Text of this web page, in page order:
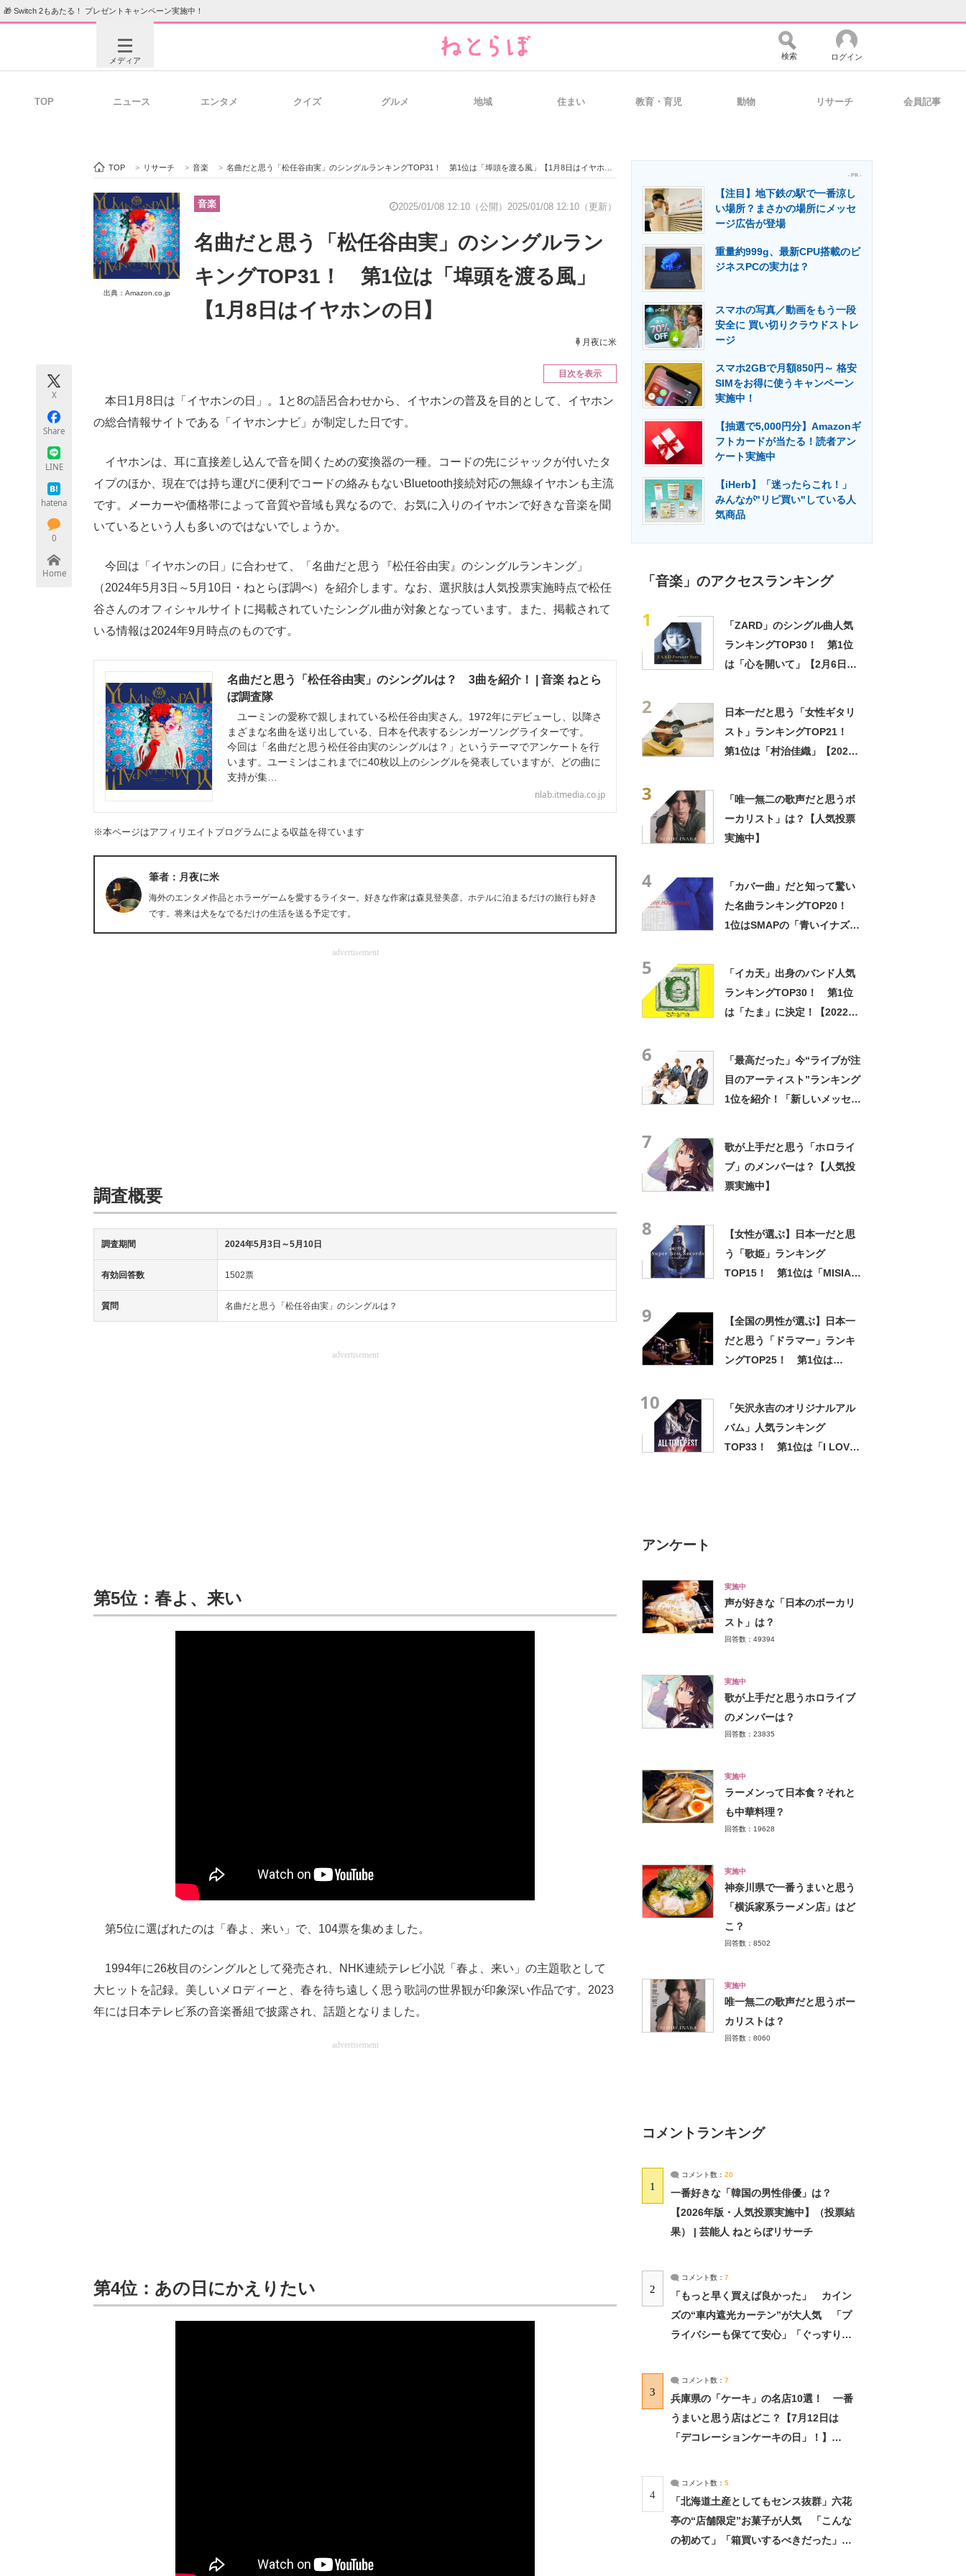
🎁 Switch 2もあたる！ プレゼントキャンペーン実施中！
メディア
ビジネスと働き方のヒント 経営リーダーのコミュニティ マーケ×ITの今がよく分かる
ITエンジニア向け専門サイト IT製品の技術・比較・事例 製造業のIT導入・活用を支援
エネルギーの専門メディア 建設×テクノロジーの最前線
ちょっと気になるネットの話題
検索 ログイン
TOP ニュース エンタメ クイズ グルメ 地域 住まい 教育・育児 動物 リサーチ 会員記事
TOP > リサーチ > 音楽 > 名曲だと思う「松任谷由実」のシングルランキングTOP31！ 第1位は「埠頭を渡る風」【1月8日はイヤホンの日】
出典：Amazon.co.jp
音楽 2025/01/08 12:10（公開） 2025/01/08 12:10（更新）
名曲だと思う「松任谷由実」のシングルラン
キングTOP31！ 第1位は「埠頭を渡る風」
【1月8日はイヤホンの日】
月夜に米
X
Share
LINE
hatena
0
Home
目次を表示
本日1月8日は「イヤホンの日」。1と8の語呂合わせから、イヤホンの普及を目的として、イヤホン
の総合情報サイトである「イヤホンナビ」が制定した日です。
イヤホンは、耳に直接差し込んで音を聞くための変換器の一種。コードの先にジャックが付いたタ
イプのほか、現在では持ち運びに便利でコードの絡みもないBluetooth接続対応の無線イヤホンも主流
です。メーカーや価格帯によって音質や音域も異なるので、お気に入りのイヤホンで好きな音楽を聞
いているという人も多いのではないでしょうか。
今回は「イヤホンの日」に合わせて、「名曲だと思う『松任谷由実』のシングルランキング」
（2024年5月3日～5月10日・ねとらぼ調べ）を紹介します。なお、選択肢は人気投票実施時点で松任
谷さんのオフィシャルサイトに掲載されていたシングル曲が対象となっています。また、掲載されて
いる情報は2024年9月時点のものです。
名曲だと思う「松任谷由実」のシングルは？ 3曲を紹介！ | 音楽 ねとら
ぼ調査隊
ユーミンの愛称で親しまれている松任谷由実さん。1972年にデビューし、以降さ
まざまな名曲を送り出している、日本を代表するシンガーソングライターです。
今回は「名曲だと思う松任谷由実のシングルは？」というテーマでアンケートを行
います。ユーミンはこれまでに40枚以上のシングルを発表していますが、どの曲に
支持が集…
nlab.itmedia.co.jp
※本ページはアフィリエイトプログラムによる収益を得ています
筆者：月夜に米
海外のエンタメ作品とホラーゲームを愛するライター。好きな作家は森見登美彦。ホテルに泊まるだけの旅行も好き
です。将来は犬をなでるだけの生活を送る予定です。
advertisement
調査概要
調査期間 2024年5月3日 ～5月10日
有効回答数 1502票
質問 名曲だと思う「松任谷由実」のシングルは？
advertisement
第5位：春よ、来い
第5位に選ばれたのは「春よ、来い」で、104票を集めました。
1994年に26枚目のシングルとして発売され、NHK連続テレビ小説「春よ、来い」の主題歌として
大ヒットを記録。美しいメロディーと、春を待ち遠しく思う歌詞の世界観が印象深い作品です。2023
年には日本テレビ系の音楽番組で披露され、話題となりました。
advertisement
第4位：あの日にかえりたい
- PR -
【注目】地下鉄の駅で一番涼し
い場所？まさかの場所にメッセ
ージ広告が登場
重量約999g、最新CPU搭載のビ
ジネスPCの実力は？
スマホの写真／動画をもう一段
安全に 買い切りクラウドストレ
ージ
スマホ2GBで月額850円～ 格安
SIMをお得に使うキャンペーン
実施中！
【抽選で5,000円分】Amazonギ
フトカードが当たる！読者アン
ケート実施中
【iHerb】「迷ったらこれ！」
みんなが"リピ買い"している人
気商品
「音楽」のアクセスランキング
1
「ZARD」のシングル曲人気
ランキングTOP30！ 第1位
は「心を開いて」【2月6日は
2
日本一だと思う「女性ギタリ
スト」ランキングTOP21！
第1位は「村治佳織」【2022
3
「唯一無二の歌声だと思うボ
ーカリスト」は？【人気投票
実施中】
4
「カバー曲」だと知って驚い
た名曲ランキングTOP20！
1位はSMAPの「青いイナズ
5
「イカ天」出身のバンド人気
ランキングTOP30！ 第1位
は「たま」に決定！【2022年
6
「最高だった」今“ライブが注
目のアーティスト”ランキング
1位を紹介！「新しいメッセー
7
歌が上手だと思う「ホロライ
ブ」のメンバーは？【人気投
票実施中】
8
【女性が選ぶ】日本一だと思
う「歌姫」ランキング
TOP15！ 第1位は「MISIA」
9
【全国の男性が選ぶ】日本一
だと思う「ドラマー」ランキ
ングTOP25！ 第1位は
10
「矢沢永吉のオリジナルアル
バム」人気ランキング
TOP33！ 第1位は「I LOVE
アンケート
実施中
声が好きな「日本のボーカリ
スト」は？
回答数：49394
実施中
歌が上手だと思うホロライブ
のメンバーは？
回答数：23835
実施中
ラーメンって日本食？それと
も中華料理？
回答数：19628
実施中
神奈川県で一番うまいと思う
「横浜家系ラーメン店」はど
こ？
回答数：8502
実施中
唯一無二の歌声だと思うボー
カリストは？
回答数：8060
コメントランキング
1
コメント数： 20
一番好きな「韓国の男性俳優」は？
【2026年版・人気投票実施中】（投票結
果） | 芸能人 ねとらぼリサーチ
2
コメント数： 7
「もっと早く買えば良かった」 カイン
ズの“車内遮光カーテン”が大人気 「プ
ライバシーも保てて安心」「ぐっすり眠
3
コメント数： 7
兵庫県の「ケーキ」の名店10選！ 一番
うまいと思う店はどこ？【7月12日は
「デコレーションケーキの日」！】
4
コメント数： 5
「北海道土産としてもセンス抜群」六花
亭の“店舗限定”お菓子が人気 「こんな
の初めて」「箱買いするべきだった」